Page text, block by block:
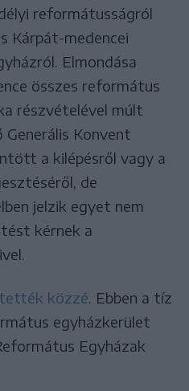
reformátusságról
Kárpát-medencei
Elmondása
összes református
részvételével múlt
Konvent
a kilépésről vagy a
de
jelzik egyet nem
kérnek a
tették közzé. Ebben a tíz
egyházkerület
Egyházak